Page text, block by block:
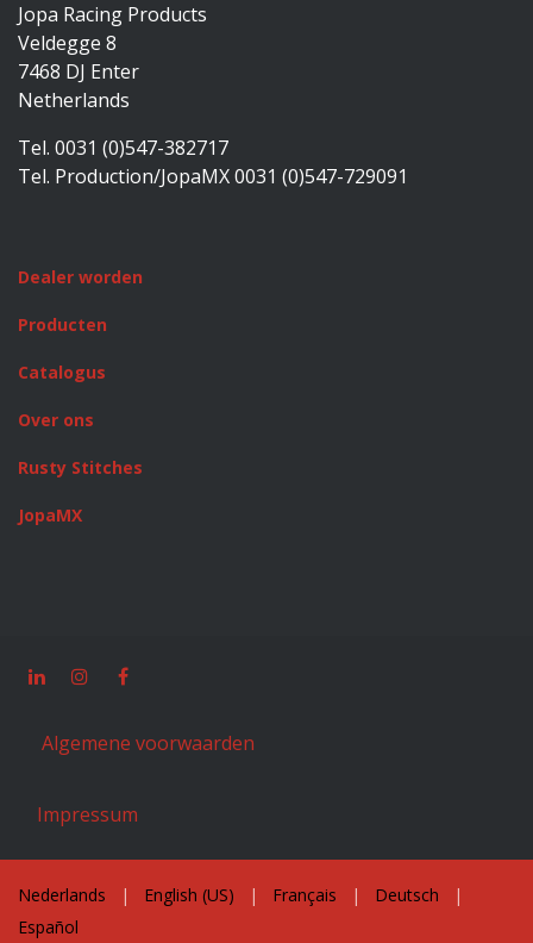
Jopa Racing Products
Veldegge 8
7468 DJ Enter
Netherlands
Tel. 0031 (0)547-382717
Tel. Production/JopaMX 0031 (0)547-729091
Dealer worden
Producten
Catalogus
Over ons
Rusty Stitches
JopaMX
Algemene voorwaarden
Impressum
Nederlands | English (US) | Français | Deutsch
|
Español